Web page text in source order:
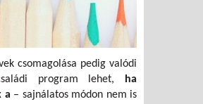
csomagolása pedig valódi
program lehet, ha
a – sajnálatos módon nem is